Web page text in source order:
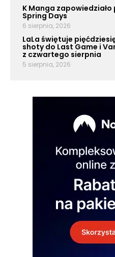
K Manga
Spring Days
6 sierpnia, 2026
LaLa świętuje
shoty do Last Game i
z czwartego sierpnia
5 sierpnia, 2026